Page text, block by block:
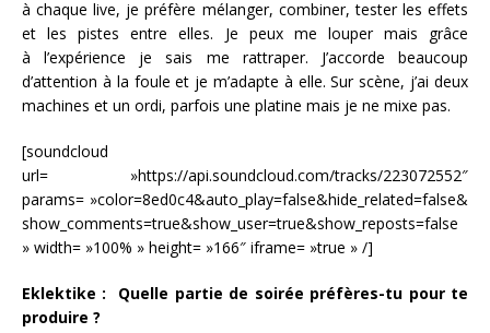
à chaque live, je préfère mélanger, combiner, tester les effets
et les pistes entre elles. Je peux me louper mais grâce
à l’expérience je sais me rattraper. J’accorde beaucoup
d’attention à la foule et je m’adapte à elle. Sur scène, j’ai deux
machines et un ordi, parfois une platine mais je ne mixe pas.
[soundcloud
url= »https://api.soundcloud.com/tracks/223072552″
params= »color=8ed0c4&auto_play=false&hide_related=false&
show_comments=true&show_user=true&show_reposts=false
» width= »100% » height= »166″ iframe= »true » /]
Eklektike :
Quelle partie de soirée préfères-tu pour te
produire ?